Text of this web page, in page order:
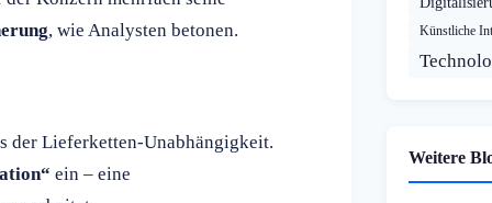
, wie Analysten betonen.
der Lieferketten-Unabhängigkeit.
ein – eine
Künstliche
Weitere